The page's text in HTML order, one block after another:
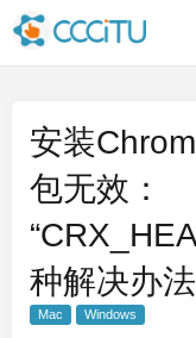
安装
包无效：
种解决办法
Mac Windows